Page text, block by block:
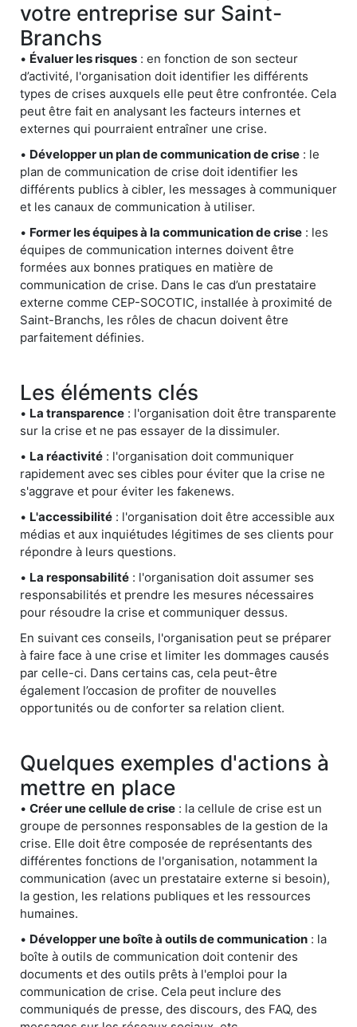
votre entreprise sur Saint-
Branchs
• Évaluer les risques : en fonction de son secteur
d’activité, l'organisation doit identifier les différents
types de crises auxquels elle peut être confrontée. Cela
peut être fait en analysant les facteurs internes et
externes qui pourraient entraîner une crise.
• Développer un plan de communication de crise : le
plan de communication de crise doit identifier les
différents publics à cibler, les messages à communiquer
et les canaux de communication à utiliser.
• Former les équipes à la communication de crise : les
équipes de communication internes doivent être
formées aux bonnes pratiques en matière de
communication de crise. Dans le cas d’un prestataire
externe comme CEP-SOCOTIC, installée à proximité de
Saint-Branchs, les rôles de chacun doivent être
parfaitement définies.
Les éléments clés
• La transparence : l'organisation doit être transparente
sur la crise et ne pas essayer de la dissimuler.
• La réactivité : l'organisation doit communiquer
rapidement avec ses cibles pour éviter que la crise ne
s'aggrave et pour éviter les fakenews.
• L'accessibilité : l'organisation doit être accessible aux
médias et aux inquiétudes légitimes de ses clients pour
répondre à leurs questions.
• La responsabilité : l'organisation doit assumer ses
responsabilités et prendre les mesures nécessaires
pour résoudre la crise et communiquer dessus.
En suivant ces conseils, l'organisation peut se préparer
à faire face à une crise et limiter les dommages causés
par celle-ci. Dans certains cas, cela peut-être
également l’occasion de profiter de nouvelles
opportunités ou de conforter sa relation client.
Quelques exemples d'actions à
mettre en place
• Créer une cellule de crise : la cellule de crise est un
groupe de personnes responsables de la gestion de la
crise. Elle doit être composée de représentants des
différentes fonctions de l'organisation, notamment la
communication (avec un prestataire externe si besoin),
la gestion, les relations publiques et les ressources
humaines.
• Développer une boîte à outils de communication : la
boîte à outils de communication doit contenir des
documents et des outils prêts à l'emploi pour la
communication de crise. Cela peut inclure des
communiqués de presse, des discours, des FAQ, des